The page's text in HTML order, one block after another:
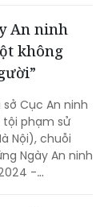
An ninh
không
Cục An ninh
phạm sử
Nội), chuỗi
Ngày An ninh
-